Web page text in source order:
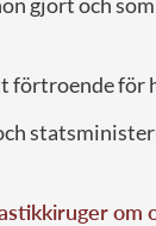
förtroende för
om